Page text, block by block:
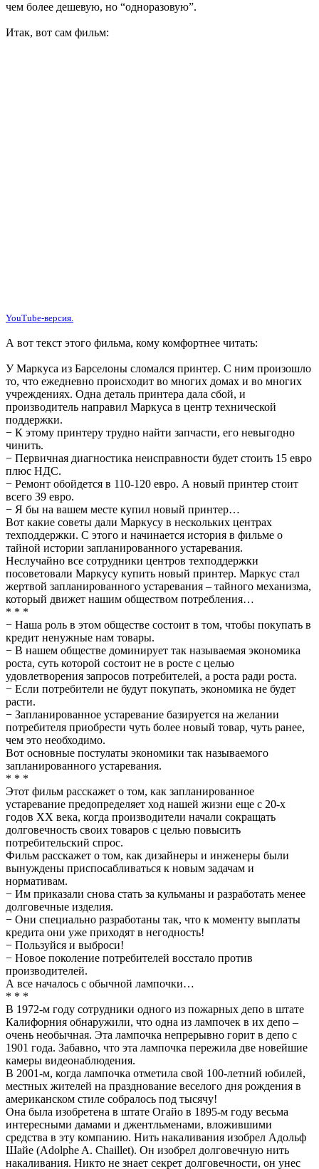
чем более дешевую, но “одноразовую”.
Итак, вот сам фильм:
YouTube-версия.
А вот текст этого фильма, кому комфортнее читать:
У Маркуса из Барселоны сломался принтер. С ним произошло
то, что ежедневно происходит во многих домах и во многих
учреждениях. Одна деталь принтера дала сбой, и
производитель направил Маркуса в центр технической
поддержки.
− К этому принтеру трудно найти запчасти, его невыгодно
чинить.
− Первичная диагностика неисправности будет стоить 15 евро
плюс НДС.
− Ремонт обойдется в 110-120 евро. А новый принтер стоит
всего 39 евро.
− Я бы на вашем месте купил новый принтер…
Вот какие советы дали Маркусу в нескольких центрах
техподдержки. С этого и начинается история в фильме о
тайной истории запланированного устаревания.
Неслучайно все сотрудники центров техподдержки
посоветовали Маркусу купить новый принтер. Маркус стал
жертвой запланированного устаревания – тайного механизма,
который движет нашим обществом потребления…
* * *
− Наша роль в этом обществе состоит в том, чтобы покупать в
кредит ненужные нам товары.
− В нашем обществе доминирует так называемая экономика
роста, суть которой состоит не в росте с целью
удовлетворения запросов потребителей, а роста ради роста.
− Если потребители не будут покупать, экономика не будет
расти.
− Запланированное устаревание базируется на желании
потребителя приобрести чуть более новый товар, чуть ранее,
чем это необходимо.
Вот основные постулаты экономики так называемого
запланированного устаревания.
* * *
Этот фильм расскажет о том, как запланированное
устаревание предопределяет ход нашей жизни еще с 20-х
годов XX века, когда производители начали сокращать
долговечность своих товаров с целью повысить
потребительский спрос.
Фильм расскажет о том, как дизайнеры и инженеры были
вынуждены приспосабливаться к новым задачам и
нормативам.
− Им приказали снова стать за кульманы и разработать менее
долговечные изделия.
− Они специально разработаны так, что к моменту выплаты
кредита они уже приходят в негодность!
− Пользуйся и выброси!
− Новое поколение потребителей восстало против
производителей.
А все началось с обычной лампочки…
* * *
В 1972-м году сотрудники одного из пожарных депо в штате
Калифорния обнаружили, что одна из лампочек в их депо –
очень необычная. Эта лампочка непрерывно горит в депо с
1901 года. Забавно, что эта лампочка пережила две новейшие
камеры видеонаблюдения.
В 2001-м, когда лампочка отметила свой 100-летний юбилей,
местных жителей на празднование веселого дня рождения в
американском стиле собралось под тысячу!
Она была изобретена в штате Огайо в 1895-м году весьма
интересными дамами и джентльменами, вложившими
средства в эту компанию. Нить накаливания изобрел Адольф
Шайе (Adolphe A. Chaillet). Он изобрел долговечную нить
накаливания. Никто не знает секрет долговечности, он унес